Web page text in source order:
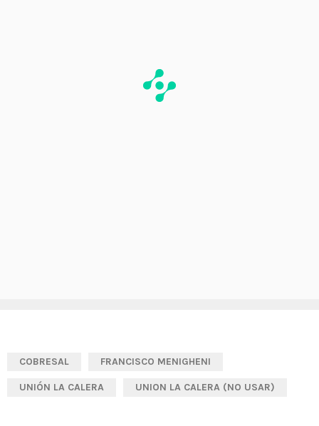
COBRESAL FRANCISCO MENIGHENI
UNIÓN LA CALERA UNION LA CALERA (NO USAR)